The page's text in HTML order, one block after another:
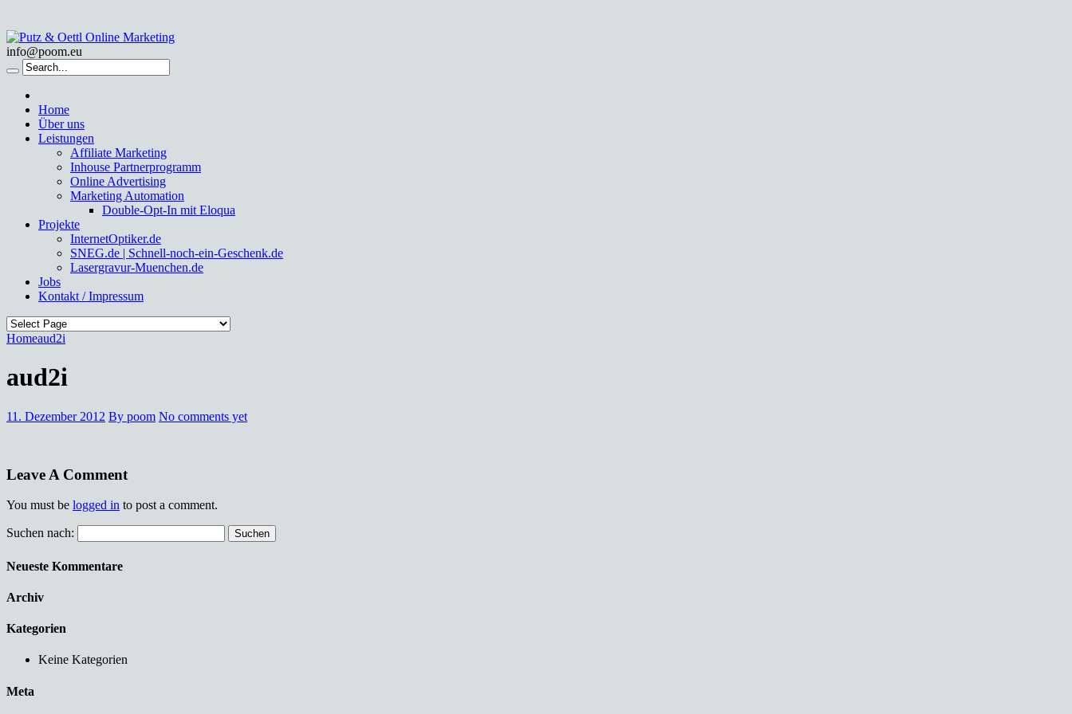
info@poom.eu
Home
Über uns
Leistungen
Affiliate Marketing
Inhouse Partnerprogramm
Online Advertising
Marketing Automation
Double-Opt-In mit Eloqua
Projekte
InternetOptiker.de
SNEG.de | Schnell-noch-ein-Geschenk.de
Lasergravur-Muenchen.de
Jobs
Kontakt / Impressum
Homeaud2i
aud2i
11. Dezember 2012 By poom No comments yet
Leave A Comment
You must be logged in to post a comment.
Suchen nach:
Neueste Kommentare
Archiv
Kategorien
Keine Kategorien
Meta